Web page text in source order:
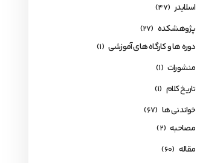
اسلایدر (47)
پژوهشکده (27)
دوره ها و کارگاه های آموزشی (1)
منشورات (1)
تاریخ کلام (1)
خواندنی ها (67)
مصاحبه (2)
مقاله (60)